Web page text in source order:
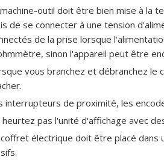
machine-outil doit être bien mise à la
de se connecter à une tension
de la prise lorsque
sinon l'appareil peut être
vous branchez et débranchez
interrupteurs de proximité, les
heurtez pas l'unité d'affichage avec
coffret électrique doit être placé